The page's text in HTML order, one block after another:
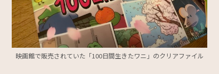
映画館で販売されていた「100日間生きたワニ」のクリアファイル